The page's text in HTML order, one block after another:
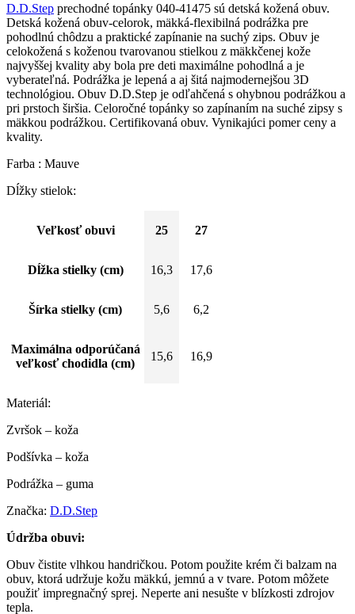
D.D.Step prechodné topánky 040-41475 sú detská kožená obuv.
Detská kožená obuv-celorok, mäkká-flexibilná podrážka pre
pohodlnú chôdzu a praktické zapínanie na suchý zips. Obuv je
celokožená s koženou tvarovanou stielkou z mäkkčenej kože
najvyššej kvality aby bola pre deti maximálne pohodlná a je
vyberateľná. Podrážka je lepená a aj šitá najmodernejšou 3D
technológiou. Obuv D.D.Step je odľahčená s ohybnou podrážkou a
pri prstoch širšia. Celoročné topánky so zapínaním na suché zipsy s
mäkkou podrážkou. Certifikovaná obuv. Vynikajúci pomer ceny a
kvality.
Farba : Mauve
Dĺžky stielok:
Veľkosť obuvi 25 27
Dĺžka stielky (cm) 16,3 17,6
Šírka stielky (cm) 5,6 6,2
Maximálna odporúčaná
veľkosť chodidla (cm)
15,6 16,9
Materiál:
Zvršok – koža
Podšívka – koža
Podrážka – guma
Značka: D.D.Step
Údržba obuvi:
Obuv čistite vlhkou handričkou. Potom použite krém či balzam na
obuv, ktorá udržuje kožu mäkkú, jemnú a v tvare. Potom môžete
použiť impregnačný sprej. Neperte ani nesušte v blízkosti zdrojov
tepla.